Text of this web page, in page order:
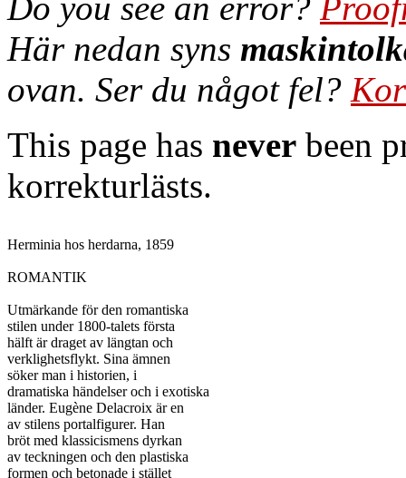
Här nedan syns
ovan. Ser du något fel?
This page has never been
korrekturlästs.
Herminia hos herdarna, 1859
ROMANTIK
Utmärkande för den romantiska
stilen under 1800-talets första
hälft är draget av längtan och
verklighetsflykt. Sina ämnen
söker man i historien, i
dramatiska händelser och i exotiska
länder. Eugène Delacroix är en
av stilens portalfigurer. Han
bröt med klassicismens dyrkan
av teckningen och den plastiska
formen och betonade i stället